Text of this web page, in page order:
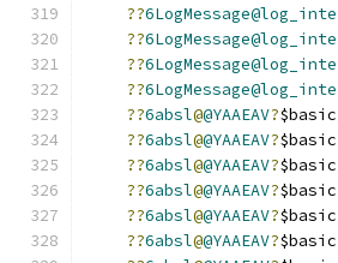
??
??
??
??
??6absl@@YAAEAV?
??6absl@@YAAEAV?
??6absl@@YAAEAV?
??6absl@@YAAEAV?
??6absl@@YAAEAV?
??6absl@@YAAEAV?